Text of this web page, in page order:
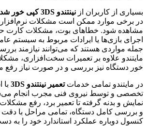
بسیاری از کاربران از نینتندو 3DS کپی خور شده
در برخی موارد ممکن است مشکلات
مشاهده شود. خطاهای بوت، مشکلات کارت
اجرای بازی‌ها یا ایرادات مربوط به سیستم
جمله مواردی هستند که می‌توانند نیازمند
مایتندو علاوه بر تعمیرات سخت‌افزاری،
خور دستگاه نیز بررسی و در صورت نیاز رفع
در مایتندو تمامی خدماتتعمیر نینتندو 3DS
با
تخصصی و توسط نیروی فنی مجرب انجام
نمایش و بدنه گرفته تا تعمیر برد، رفع
و بررسی کامل دستگاه، تمامی مراحل با دقت
کنسول دوباره عملکرد استاندارد خود را به